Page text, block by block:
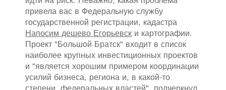
привела вас в Федеральную службу
государственной регистрации, кадастра
Напосим дешево Егорьевск и картографии.
Проект "Большой Братск" входит в список
наиболее крупных инвестиционных проектов
и "является хорошим примером координации
усилий бизнеса, региона и, в какой-то
степени, федеральных властей", подчеркнул